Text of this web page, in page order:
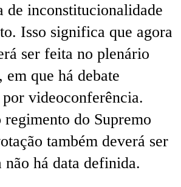
de inconstitucionalidade
Isso significa que agora
ser feita no plenário
que há debate
videoconferência.
regimento do Supremo
também deverá ser
há data definida.